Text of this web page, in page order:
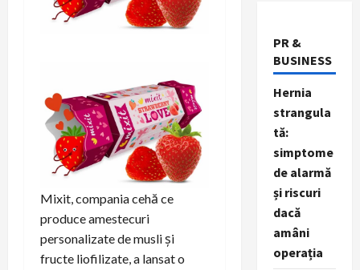
Mixit, compania cehă ce
produce amestecuri
personalizate de musli și
fructe liofilizate, a lansat o
PR &
BUSINESS
Hernia
strangula
tă:
simptome
de alarmă
și riscuri
dacă
amâni
operația